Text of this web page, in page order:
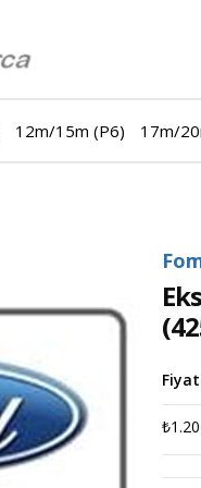
12m/15m (P6) 17m/
Fiyat